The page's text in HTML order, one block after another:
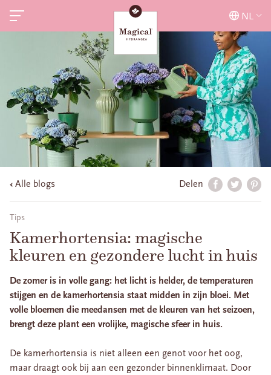
NL
Alle blogs Delen
Tips
Kamerhortensia: magische
kleuren en gezondere lucht in huis
De zomer is in volle gang: het licht is helder, de temperaturen
stijgen en de kamerhortensia staat midden in zijn bloei. Met
volle bloemen die meedansen met de kleuren van het seizoen,
brengt deze plant een vrolijke, magische sfeer in huis.
De kamerhortensia is niet alleen een genot voor het oog,
maar draagt ook bij aan een gezonder binnenklimaat. Door